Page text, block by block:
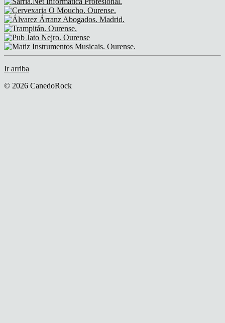
Ir arriba
© 2026 CanedoRock